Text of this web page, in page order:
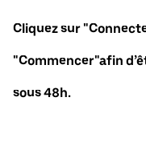
Cliquez sur
"Commencer"afin
sous 48h.